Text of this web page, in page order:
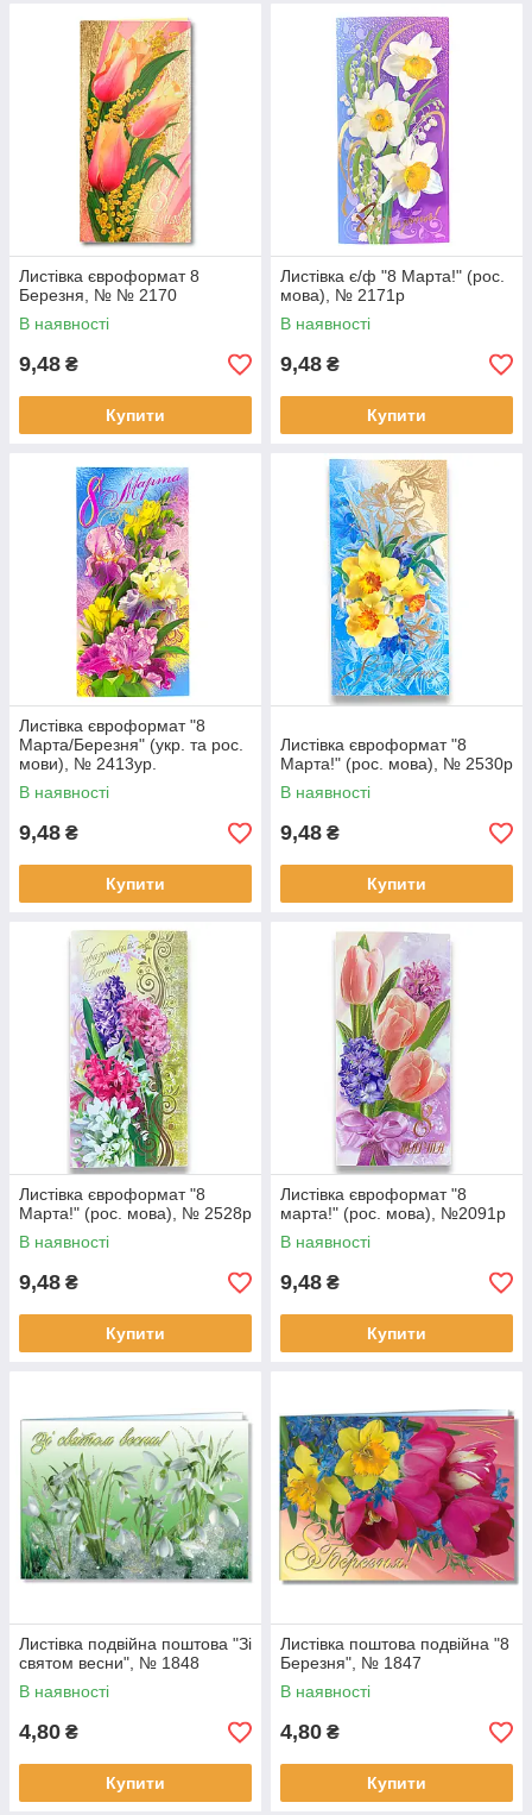
Листівка євроформат 8
Березня, № № 2170
В наявності
9,48 ₴
Купити
Листівка є/ф "8 Марта!" (рос.
мова), № 2171р
В наявності
9,48 ₴
Купити
Листівка євроформат "8
Марта/Березня" (укр. та рос.
мови), № 2413ур.
В наявності
9,48 ₴
Купити
Листівка євроформат "8
Марта!" (рос. мова), № 2530р
В наявності
9,48 ₴
Купити
Листівка євроформат "8
Марта!" (рос. мова), № 2528р
В наявності
9,48 ₴
Купити
Листівка євроформат "8
марта!" (рос. мова), №2091р
В наявності
9,48 ₴
Купити
Листівка подвійна поштова "Зі
святом весни", № 1848
В наявності
4,80 ₴
Купити
Листівка поштова подвійна "8
Березня", № 1847
В наявності
4,80 ₴
Купити